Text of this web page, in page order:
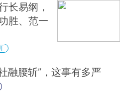
长易纲，
胜、范一
融腰斩”，这事有多严